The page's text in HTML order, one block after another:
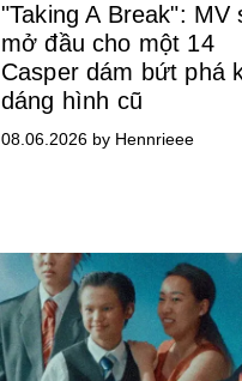
"Taking A Break": MV
mở đầu cho một 14
Casper dám bứt phá
dáng hình cũ
08.06.2026 by Hennrieee